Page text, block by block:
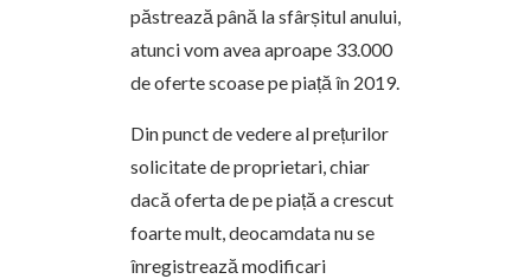
păstrează până la sfârșitul anului,
atunci vom avea aproape 33.000
de oferte scoase pe piață în 2019.
Din punct de vedere al prețurilor
solicitate de proprietari, chiar
dacă oferta de pe piață a crescut
foarte mult, deocamdata nu se
înregistrează modificari